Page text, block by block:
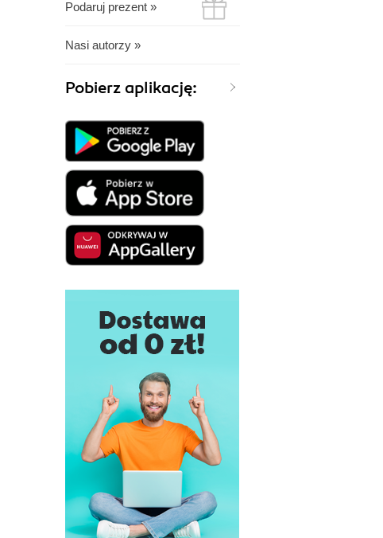
Podaruj prezent »
Nasi autorzy »
Pobierz aplikację: